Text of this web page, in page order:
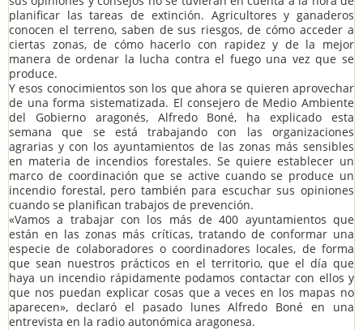
planificar las tareas de extinción. Agricultores y ganaderos
conocen el terreno, saben de sus riesgos, de cómo acceder a
ciertas zonas, de cómo hacerlo con rapidez y de la mejor
manera de ordenar la lucha contra el fuego una vez que se
produce.
Y esos conocimientos son los que ahora se quieren aprovechar
de una forma sistematizada. El consejero de Medio Ambiente
del Gobierno aragonés, Alfredo Boné, ha explicado esta
semana que se está trabajando con las organizaciones
agrarias y con los ayuntamientos de las zonas más sensibles
en materia de incendios forestales. Se quiere establecer un
marco de coordinación que se active cuando se produce un
incendio forestal, pero también para escuchar sus opiniones
cuando se planifican trabajos de prevención.
«Vamos a trabajar con los más de 400 ayuntamientos que
están en las zonas más críticas, tratando de conformar una
especie de colaboradores o coordinadores locales, de forma
que sean nuestros prácticos en el territorio, que el día que
haya un incendio rápidamente podamos contactar con ellos y
que nos puedan explicar cosas que a veces en los mapas no
aparecen», declaró el pasado lunes Alfredo Boné en una
entrevista en la radio autonómica aragonesa.